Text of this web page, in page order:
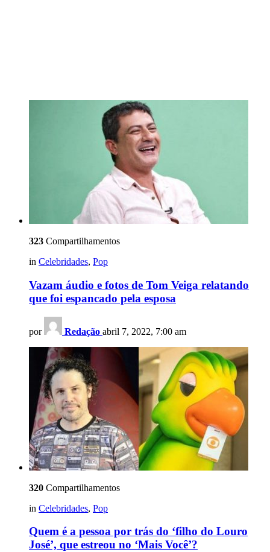
323 Compartilhamentos
in Celebridades, Pop
Vazam áudio e fotos de Tom Veiga relatando
que foi espancado pela esposa
por Redação abril 7, 2022, 7:00 am
320 Compartilhamentos
in Celebridades, Pop
Quem é a pessoa por trás do ‘filho do Louro
José’, que estreou no ‘Mais Você’?